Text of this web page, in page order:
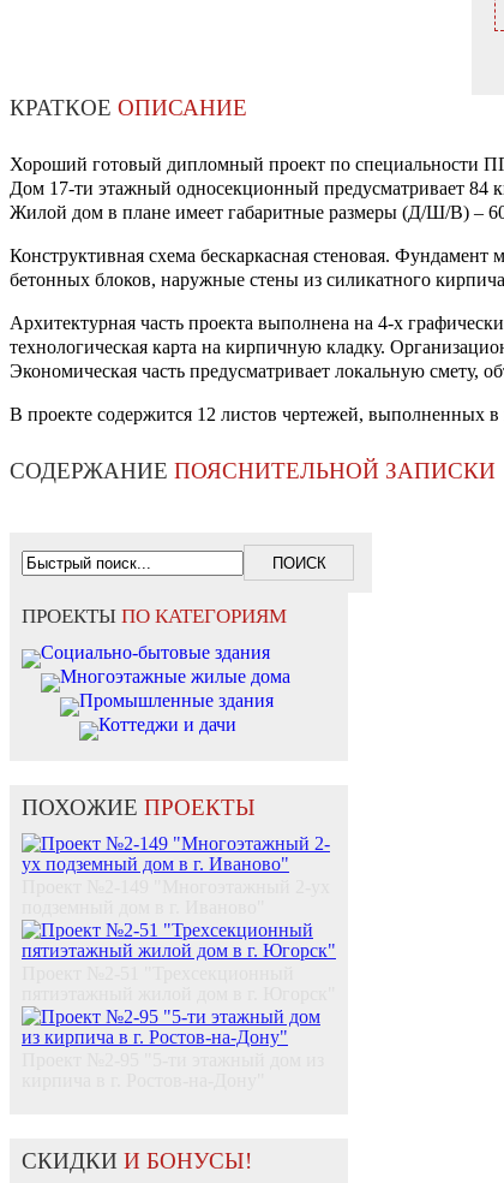
КРАТКОЕ ОПИСАНИЕ
Хороший готовый дипломный проект по специальности
Дом 17-ти этажный односекционный предусматривает 84
Жилой дом в плане имеет габаритные размеры (Д/Ш/В) –
Конструктивная схема бескаркасная стеновая.
бетонных блоков, наружные стены из силикатного
Архитектурная часть проекта выполнена на 4-х
технологическая карта на кирпичную кладку.
Экономическая часть предусматривает локальную смету,
В проекте содержится 12 листов чертежей, выполненных
СОДЕРЖАНИЕ ПОЯСНИТЕЛЬНОЙ ЗАПИСКИ
ПРОЕКТЫ ПО КАТЕГОРИЯМ
Социально-бытовые здания
Многоэтажные жилые дома
Промышленные здания
Коттеджи и дачи
ПОХОЖИЕ ПРОЕКТЫ
СКИДКИ И БОНУСЫ!